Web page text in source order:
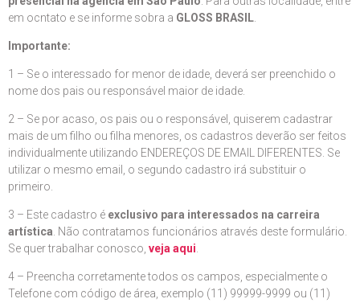
em ocntato e se informe sobra a GLOSS BRASIL
Importante:
1 – Se o interessado for menor de idade, deverá ser preenchido o
nome dos pais ou responsável maior de idade.
2 – Se por acaso, os pais ou o responsável, quiserem cadastrar
mais de um filho ou filha menores, os cadastros deverão ser feitos
individualmente utilizando ENDEREÇOS DE EMAIL DIFERENTES. Se
utilizar o mesmo email, o segundo cadastro irá substituir o
primeiro.
3 – Este cadastro é exclusivo para interessados na carreira
artística . Não contratamos funcionários através deste formulário.
Se quer trabalhar conosco, veja aqui
4 – Preencha corretamente todos os campos, especialmente o
Telefone com código de área, exemplo (11) 99999-9999 ou (11)